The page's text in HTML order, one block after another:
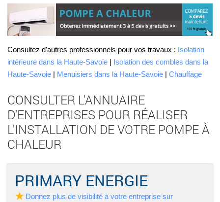
Consultez d'autres professionnels pour vos travaux : Isolation
intérieure dans la Haute-Savoie | Isolation des combles dans la
Haute-Savoie | Menuisiers dans la Haute-Savoie | Chauffage
CONSULTER L'ANNUAIRE
D'ENTREPRISES POUR RÉALISER
L'INSTALLATION DE VOTRE POMPE À
CHALEUR
PRIMARY ENERGIE
Donnez plus de visibilité à votre entreprise sur